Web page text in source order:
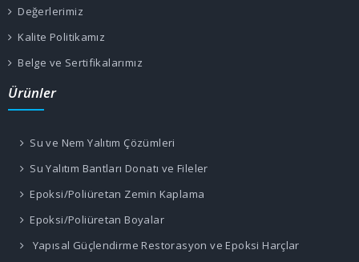
Değerlerimiz
Kalite Politikamız
Belge ve Sertifikalarımız
Ürünler
Su ve Nem Yalıtım Çözümleri
Su Yalıtım Bantları Donatı ve Fileler
Epoksi/Poliüretan Zemin Kaplama
Epoksi/Poliüretan Boyalar
Yapısal Güçlendirme Restorasyon ve Epoksi Harçlar